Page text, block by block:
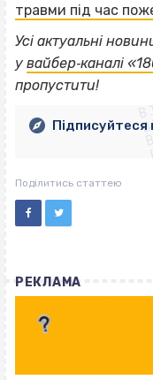
травми під час
Усі актуальні
у вайбер‐каналі
пропустити!
Підписуйтеся
Поділитись статтею
РЕКЛАМА